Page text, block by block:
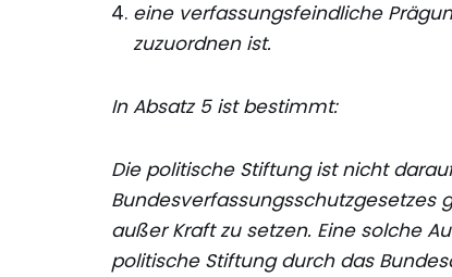
eine verfassungsfeindliche
zuzuordnen ist.
In Absatz 5 ist bestimmt:
Die politische Stiftung ist nicht
Bundesverfassungsschutzgesetzes
außer Kraft zu setzen. Eine solche
politische Stiftung durch das